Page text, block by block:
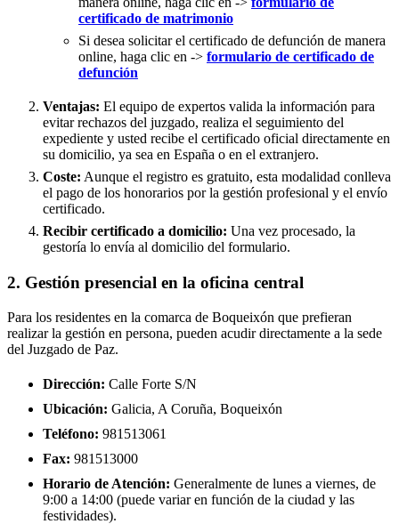
certificado de matrimonio
Si desea solicitar el certificado de defunción de manera
online, haga clic en -> formulario de certificado de
defunción
Ventajas: El equipo de expertos valida la información para
evitar rechazos del juzgado, realiza el seguimiento del
expediente y usted recibe el certificado oficial directamente en
su domicilio, ya sea en España o en el extranjero.
Coste: Aunque el registro es gratuito, esta modalidad conlleva
el pago de los honorarios por la gestión profesional y el envío
certificado.
Recibir certificado a domicilio: Una vez procesado, la
gestoría lo envía al domicilio del formulario.
2. Gestión presencial en la oficina central
Para los residentes en la comarca de Boqueixón que prefieran
realizar la gestión en persona, pueden acudir directamente a la sede
del Juzgado de Paz.
Dirección: Calle Forte S/N
Ubicación: Galicia, A Coruña, Boqueixón
Teléfono: 981513061
Fax: 981513000
Horario de Atención: Generalmente de lunes a viernes, de
9:00 a 14:00 (puede variar en función de la ciudad y las
festividades).